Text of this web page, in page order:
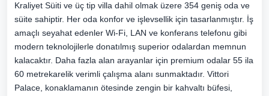
Kraliyet Süiti ve üç tip villa dahil olmak üzere 354 geniş oda ve
süite sahiptir. Her oda konfor ve işlevsellik için tasarlanmıştır. İş
amaçlı seyahat edenler Wi-Fi, LAN ve konferans telefonu gibi
modern teknolojilerle donatılmış superior odalardan memnun
kalacaktır. Daha fazla alan arayanlar için premium odalar 55 ila
60 metrekarelik verimli çalışma alanı sunmaktadır. Vittori
Palace, konaklamanın ötesinde zengin bir kahvaltı büfesi,